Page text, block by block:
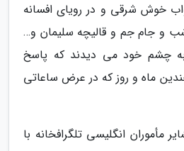
خوش شرقی و در رویای افسانه
و جام جم و قالیچه سلیمان و…
به چشم خود می دیدند که پاسخ
ماه و روز که در عرض ساعاتی
مأموران انگلیسی تلگرافخانه با